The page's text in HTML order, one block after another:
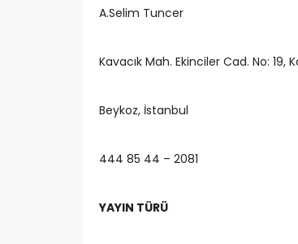
A.Selim Tuncer
Kavacık Mah. Ekinciler Cad. No: 19,
Beykoz, İstanbul
444 85 44 – 2081
YAYIN TÜRÜ